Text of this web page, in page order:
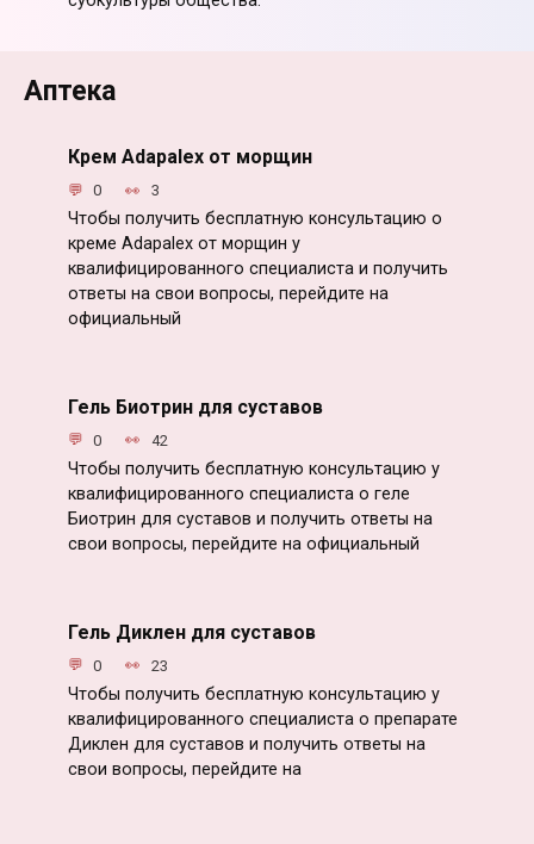
Аптека
Крем Adapalex от морщин
0 3
Чтобы получить бесплатную консультацию о
креме Adapalex от морщин у
квалифицированного специалиста и получить
ответы на свои вопросы, перейдите на
официальный
Гель Биотрин для суставов
0 42
Чтобы получить бесплатную консультацию у
квалифицированного специалиста о геле
Биотрин для суставов и получить ответы на
свои вопросы, перейдите на официальный
Гель Диклен для суставов
0 23
Чтобы получить бесплатную консультацию у
квалифицированного специалиста о препарате
Диклен для суставов и получить ответы на
свои вопросы, перейдите на